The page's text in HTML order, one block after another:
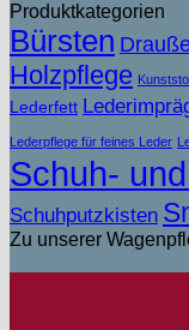
Produktkategorien
Bürsten
Holzpflege
Lederfett
Lederpflege für feines Leder
Schuh-
Schuhputzkisten
Zu unserer